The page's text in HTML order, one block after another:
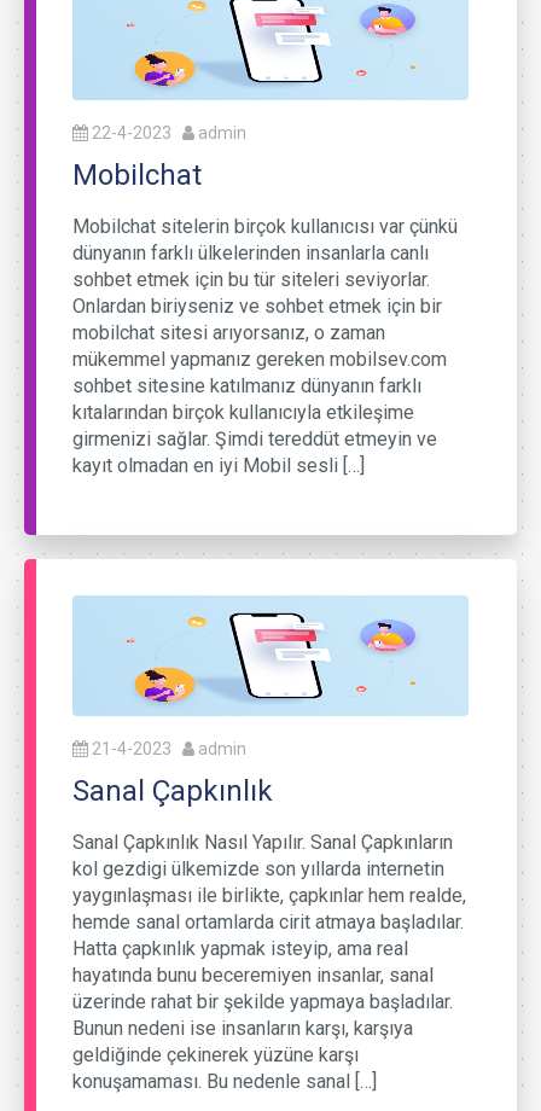
22-4-2023 admin
Mobilchat
Mobilchat sitelerin birçok kullanıcısı var çünkü
dünyanın farklı ülkelerinden insanlarla canlı
sohbet etmek için bu tür siteleri seviyorlar.
Onlardan biriyseniz ve sohbet etmek için bir
mobilchat sitesi arıyorsanız, o zaman
mükemmel yapmanız gereken mobilsev.com
sohbet sitesine katılmanız dünyanın farklı
kıtalarından birçok kullanıcıyla etkileşime
girmenizi sağlar. Şimdi tereddüt etmeyin ve
kayıt olmadan en iyi Mobil sesli […]
21-4-2023 admin
Sanal Çapkınlık
Sanal Çapkınlık Nasıl Yapılır. Sanal Çapkınların
kol gezdigi ülkemizde son yıllarda internetin
yaygınlaşması ile birlikte, çapkınlar hem realde,
hemde sanal ortamlarda cirit atmaya başladılar.
Hatta çapkınlık yapmak isteyip, ama real
hayatında bunu beceremiyen insanlar, sanal
üzerinde rahat bir şekilde yapmaya başladılar.
Bunun nedeni ise insanların karşı, karşıya
geldiğinde çekinerek yüzüne karşı
konuşamaması. Bu nedenle sanal […]